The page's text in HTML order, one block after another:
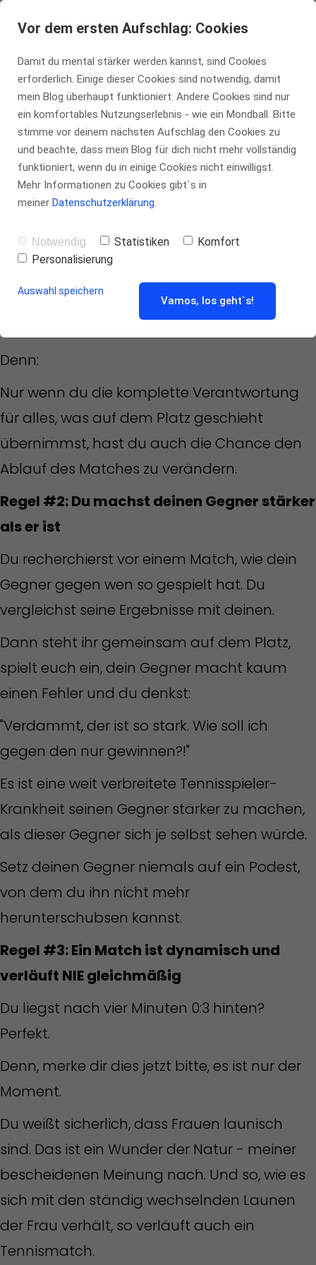
Regel #1: Du bist an allem schuld
Kennst du Spieler in deinem Verein, die immer
am lamentieren sind? Der Vogel hat beim
Ballwurf zu laut gezwitschert. Der Platz ist zu
trocken, zu weich oder zu rutschig. Der
Zuschauer hat eine zu auffällige Frisur. Der
Platzwart hat absichtlich Löcher an die T-
Linie gepflanzt.
So. Ein. Quatsch.
Denn:
Nur wenn du die komplette Verantwortung
für alles, was auf dem Platz geschieht
übernimmst, hast du auch die Chance den
Ablauf des Matches zu verändern.
Regel #2: Du machst deinen Gegner stärker
als er ist
Du recherchierst vor einem Match, wie dein
Gegner gegen wen so gespielt hat. Du
vergleichst seine Ergebnisse mit deinen.
Dann steht ihr gemeinsam auf dem Platz,
spielt euch ein, dein Gegner macht kaum
einen Fehler und du denkst:
"Verdammt, der ist so stark. Wie soll ich
gegen den nur gewinnen?!"
Es ist eine weit verbreitete Tennisspieler-
Krankheit seinen Gegner stärker zu machen,
als dieser Gegner sich je selbst sehen würde.
Setz deinen Gegner niemals auf ein Podest,
von dem du ihn nicht mehr
herunterschubsen kannst.
Regel #3: Ein Match ist dynamisch und
verläuft NIE gleichmäßig
Du liegst nach vier Minuten 0:3 hinten?
Perfekt.
Denn, merke dir dies jetzt bitte, es ist nur der
Moment.
Du weißt sicherlich, dass Frauen launisch
sind. Das ist ein Wunder der Natur - meiner
bescheidenen Meinung nach. Und so, wie es
sich mit den ständig wechselnden Launen
der Frau verhält, so verläuft auch ein
Tennismatch.
Vor dem ersten Aufschlag: Cookies
Damit du mental stärker werden kannst, sind Cookies
erforderlich. Einige dieser Cookies sind notwendig, damit
mein Blog überhaupt funktioniert. Andere Cookies sind nur
ein komfortables Nutzungserlebnis - wie ein Mondball. Bitte
stimme vor deinem nächsten Aufschlag den Cookies zu
und beachte, dass mein Blog für dich nicht mehr vollständig
funktioniert, wenn du in einige Cookies nicht einwilligst.
Mehr Informationen zu Cookies gibt`s in
meiner Datenschutzerklärung.
Notwendig Statistiken
Komfort
Personalisierung
Auswahl speichern
Vamos, los geht`s!